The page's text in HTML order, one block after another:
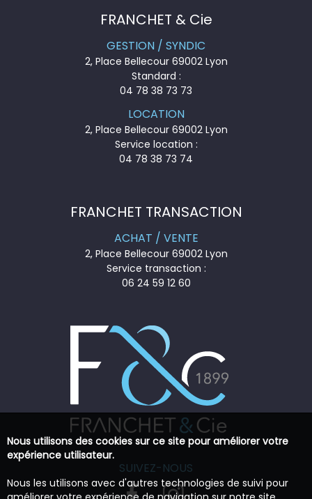
FRANCHET & Cie
GESTION / SYNDIC
2, Place Bellecour 69002 Lyon
Standard :
04 78 38 73 73
LOCATION
2, Place Bellecour 69002 Lyon
Service location :
04 78 38 73 74
FRANCHET TRANSACTION
ACHAT / VENTE
2, Place Bellecour 69002 Lyon
Service transaction :
06 24 59 12 60
SUIVEZ-NOUS
Nous utilisons des cookies sur ce site pour améliorer votre
expérience utilisateur.
Nous les utilisons avec d'autres technologies de suivi pour